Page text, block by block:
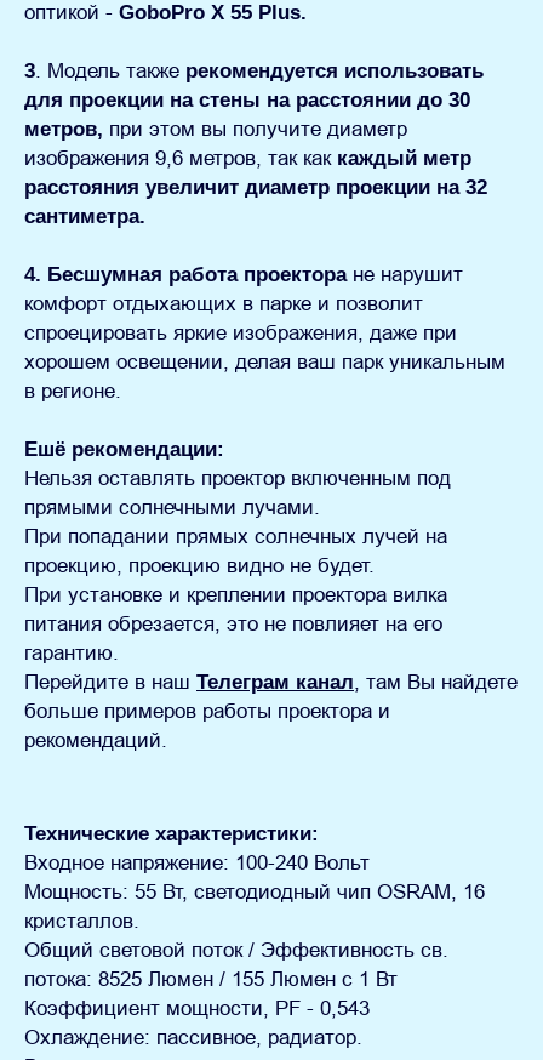
оптикой - GoboPro X 55 Plus.
3. Модель также рекомендуется использовать
для проекции на стены на расстоянии до 30
метров, при этом вы получите диаметр
изображения 9,6 метров, так как каждый метр
расстояния увеличит диаметр проекции на 32
сантиметра.
4. Бесшумная работа проектора не нарушит
комфорт отдыхающих в парке и позволит
спроецировать яркие изображения, даже при
хорошем освещении, делая ваш парк уникальным
в регионе.
Ешё рекомендации:
Нельзя оставлять проектор включенным под
прямыми солнечными лучами.
При попадании прямых солнечных лучей на
проекцию, проекцию видно не будет.
При установке и креплении проектора вилка
питания обрезается, это не повлияет на его
гарантию.
Перейдите в наш Телеграм канал, там Вы найдете
больше примеров работы проектора и
рекомендаций.
Технические характеристики:
Входное напряжение: 100-240 Вольт
Мощность: 55 Вт, светодиодный чип OSRAM, 16
кристаллов.
Общий световой поток / Эффективность св.
потока: 8525 Люмен / 155 Люмен с 1 Вт
Коэффициент мощности, PF - 0,543
Охлаждение: пассивное, радиатор.